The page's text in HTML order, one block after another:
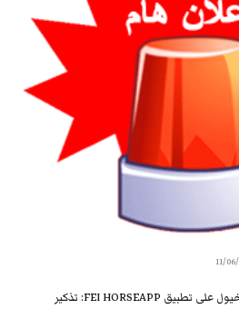
تسجيل لقاحات الأنفلونزا للخيول على تطبيق FEI HORSEAPP: تذكير